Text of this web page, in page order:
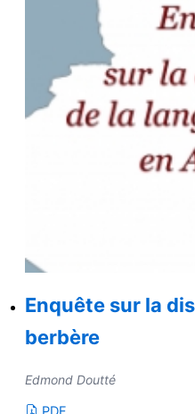
Enquête sur la
berbère
Edmond Doutté